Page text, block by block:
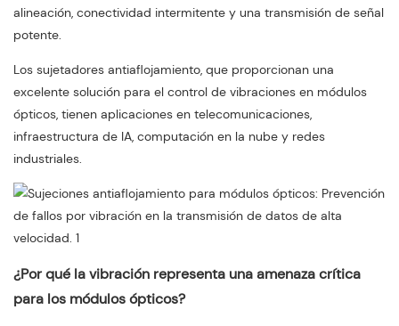
alineación, conectividad intermitente y una transmisión de señal
potente.
Los sujetadores antiaflojamiento, que proporcionan una
excelente solución para el control de vibraciones en módulos
ópticos, tienen aplicaciones en telecomunicaciones,
infraestructura de IA, computación en la nube y redes
industriales.
¿Por qué la vibración representa una amenaza crítica
para los módulos ópticos?